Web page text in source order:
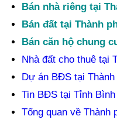
Bán nhà riêng tại
Bán đất tại Thành
Bán căn hộ chung
Nhà đất cho thuê tại
Dự án BĐS tại Thành
Tin BĐS tại Tỉnh Bình
Tổng quan về Thành